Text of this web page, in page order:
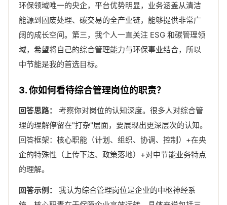
环保领域唯一的央企，平台优势明显，业务涵盖从清洁
能源到固废处理、碳交易的全产业链，能够提供非常广
阔的成长空间。第三，我个人一直关注 ESG 和碳管理领
域，希望将自己的综合管理能力与环保事业结合，所以
中节能是我的首选目标。
3. 你如何看待综合管理岗位的职责？
回答思路：
考察你对岗位的认知深度。很多人对综合管
理的理解停留在"打杂"层面，要展现出更深层次的认知。
回答框架：核心职能（计划、组织、协调、控制）+在央
企的特殊性（上传下达、政策落地）+对中节能业务特点
的理解。
回答示例：
我认为综合管理岗位是企业的中枢神经系